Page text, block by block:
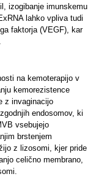
izogibanje imunskemu
lahko vpliva tudi
faktorja (VEGF), kar
na kemoterapijo v
kemorezistence
z invaginacijo
endosomov, ki
vsebujejo
brstenjem
z lizosomi, kjer pride
celično membrano,